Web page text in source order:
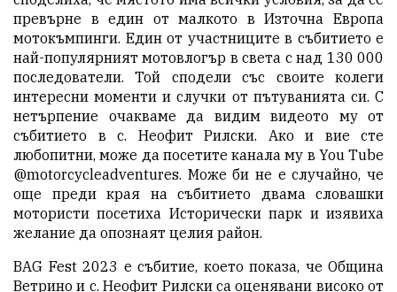
превърне в един от малкото в Източна Европа
мотокъмпинги. Един от участниците в събитието е
най-популярният мотовлогър в светa с над 130 000
последователи. Той сподели със своите колеги
интересни моменти и случки от пътуванията си. С
нетърпение очакваме да видим видеото му от
събитието в с. Неофит Рилски. Ако и вие сте
любопитни, може да посетите канала му в You Tube
@motorcycleadventures. Може би не е случайно, че
още преди края на събитието двама словашки
мотористи посетиха Исторически парк и изявиха
желание да опознаят целия район.
BAG Fest 2023 е събитие, което показа, че Община
Ветрино и с. Неофит Рилски са оценявани високо от